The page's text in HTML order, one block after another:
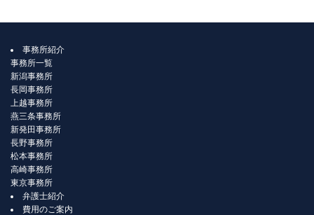
事務所紹介
事務所一覧
新潟事務所
長岡事務所
上越事務所
燕三条事務所
新発田事務所
長野事務所
松本事務所
高崎事務所
東京事務所
弁護士紹介
費用のご案内